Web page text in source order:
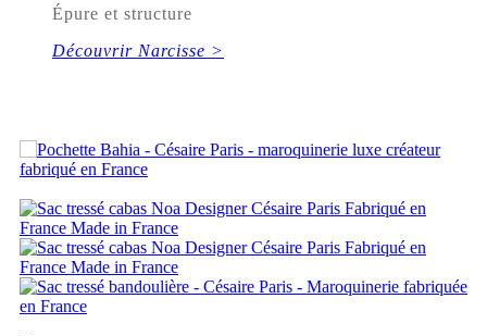
Épure et structure
Découvrir Narcisse >